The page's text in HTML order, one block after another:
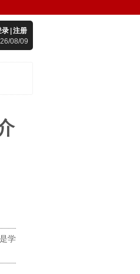
录 注册
08/09
学